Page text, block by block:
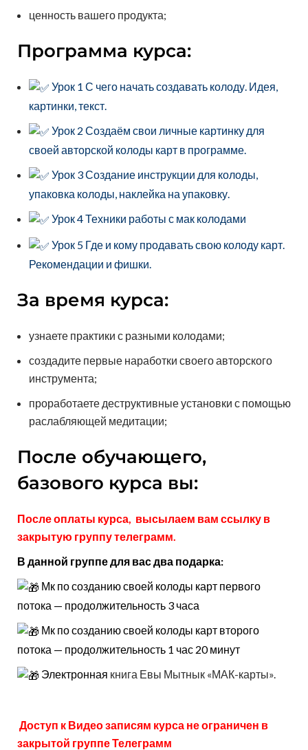
ценность вашего продукта;
Программа курса:
Урок 1 С чего начать создавать колоду. Идея,
картинки, текст.
Урок 2 Создаём свои личные картинку для
своей авторской колоды карт в программе.
Урок 3 Создание инструкции для колоды,
упаковка колоды, наклейка на упаковку.
Урок 4 Техники работы с мак колодами
Урок 5 Где и кому продавать свою колоду карт.
Рекомендации и фишки.
За время курса:
узнаете практики с разными колодами;
создадите первые наработки своего авторского
инструмента;
проработаете деструктивные установки с помощью
раслабляющей медитации;
После обучающего,
базового курса вы:
После оплаты курса, высылаем вам ссылку в
закрытую группу телеграмм.
В данной группе для вас два подарка:
Мк по созданию своей колоды карт первого
потока — продолжительность 3 часа
Мк по созданию своей колоды карт второго
потока — продолжительность 1 час 20 минут
Электронная книга Евы Мытнык «МАК-карты».
Доступ к Видео записям курса не ограничен в
закрытой группе Телеграмм